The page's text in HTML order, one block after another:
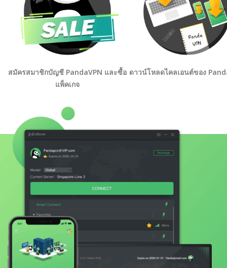
สมัครสมาชิกบัญชี PandaVPN และซื้อ
แพ็คเกจ
ดาวน์โหลดไคลเอนต์ของ